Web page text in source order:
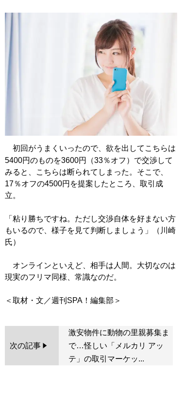
初回がうまくいったので、欲を出してこちらは
5400円のものを3600円（33％オフ）で交渉して
みると、こちらは断られてしまった。そこで、
17％オフの4500円を提案したところ、取引成
立。
「粘り勝ちですね。ただし交渉自体を好まない方
もいるので、様子を見て判断しましょう」（川崎
氏）
オンラインといえど、相手は人間。大切なのは
現実のフリマ同様、常識なのだ。
次の記事
激安物件に動物の里親募集ま
で…怪しい「メルカリ アッ
テ」の取引マーケッ...